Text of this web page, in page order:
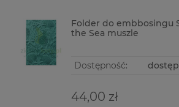
Folder do embbosingu
the Sea muszle
Dostępność:
44,00 zł